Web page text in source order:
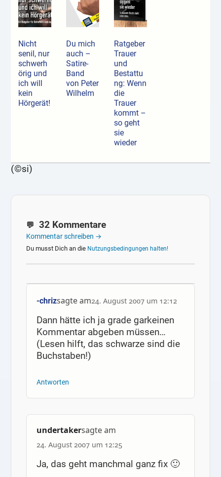
Nicht
senil, nur
schwerh
örig und
ich will
kein
Hörgerät!
Du mich
auch –
Satire-
Band
von Peter
Wilhelm
Ratgeber
Trauer
und
Bestattu
ng: Wenn
die
Trauer
kommt –
so geht
sie
wieder
(©si)
32 Kommentare
Kommentar schreiben →
Du musst Dich an die Nutzungsbedingungen halten!
-chrizsagte am24. August 2007 um 12:12
Dann hätte ich ja grade garkeinen
Kommentar abgeben müssen…
(Lesen hilft, das schwarze sind die
Buchstaben!)
Antworten
undertakersagte am
24. August 2007 um 12:25
Ja, das geht manchmal ganz fix 🙂